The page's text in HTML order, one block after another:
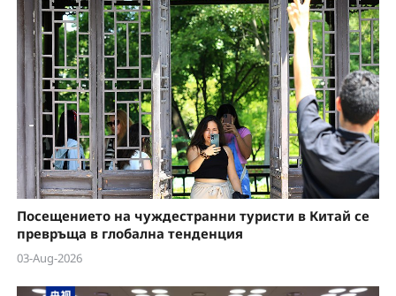
Посещението на чуждестранни туристи в Китай се
превръща в глобална тенденция
03-Aug-2026